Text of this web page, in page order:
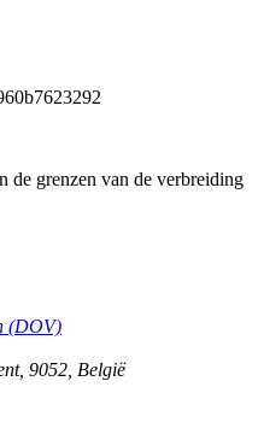
de grenzen van de verbreiding
(DOV)
, 9052 België